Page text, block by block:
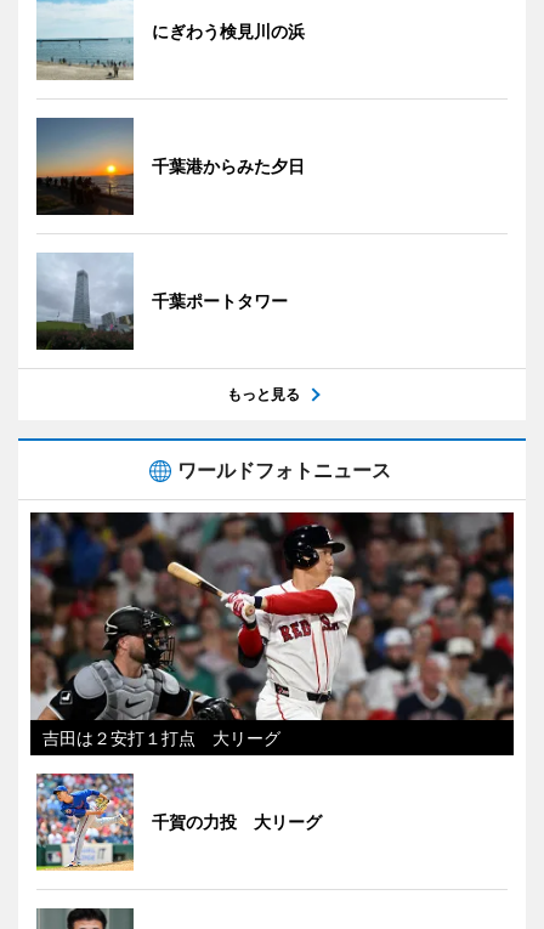
にぎわう検見川の浜
千葉港からみた夕日
千葉ポートタワー
もっと見る
ワールドフォトニュース
吉田は２安打１打点 大リーグ
千賀の力投 大リーグ